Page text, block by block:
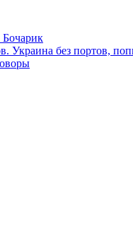
Украина без портов,